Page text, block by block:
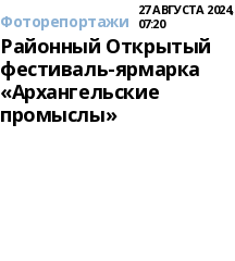
Фоторепортажи
27 АВГУСТА 2024,
07:20
Районный Открытый
фестиваль-ярмарка
«Архангельские
промыслы»